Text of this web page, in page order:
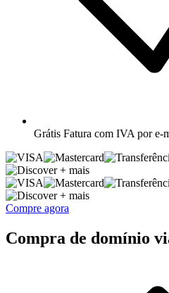
Grátis Fatura com IVA por e-
+ mais
+ mais
Compre agora
Compra de domínio